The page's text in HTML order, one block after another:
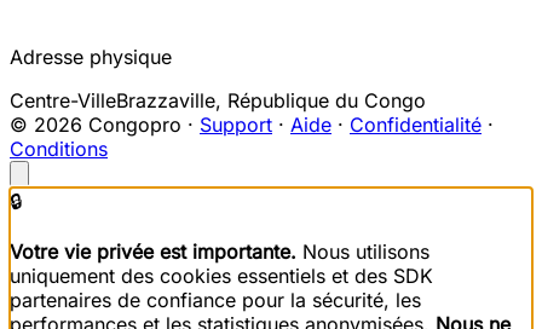
Adresse physique
Centre-VilleBrazzaville, République du Congo
© 2026 Congopro · Support · Aide · Confidentialité ·
Conditions
🔒
Votre vie privée est importante. Nous utilisons
uniquement des cookies essentiels et des SDK
partenaires de confiance pour la sécurité, les
performances et les statistiques anonymisées. Nous ne